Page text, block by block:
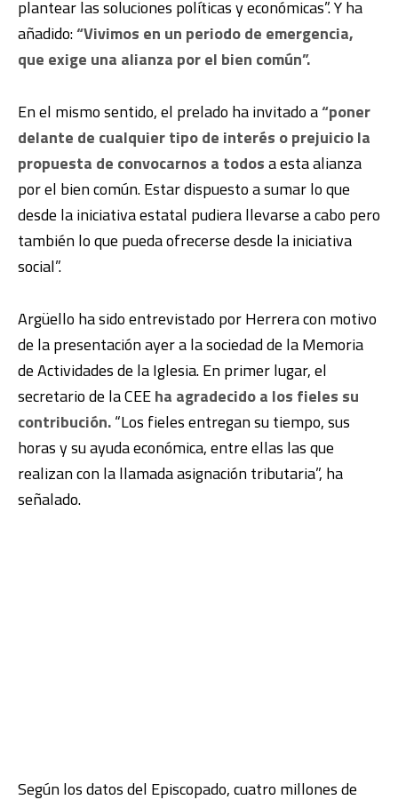
plantear las soluciones políticas y económicas”. Y ha
añadido:“Vivimos en un periodo de emergencia,
que exige una alianza por el bien común”.
En el mismo sentido, el prelado ha invitado a“poner
delante de cualquier tipo de interés o prejuicio la
propuesta de convocarnos a todosa esta alianza
por el bien común. Estar dispuesto a sumar lo que
desde la iniciativa estatal pudiera llevarse a cabo pero
también lo que pueda ofrecerse desde la iniciativa
social”.
Argüello ha sido entrevistado por Herrera con motivo
de la presentación ayer a la sociedad de la Memoria
de Actividades de la Iglesia. En primer lugar, el
secretario de la CEEha agradecido a los fieles su
contribución.“Los fieles entregan su tiempo, sus
horas y su ayuda económica, entre ellas las que
realizan con la llamada asignación tributaria”, ha
señalado.
Según los datos del Episcopado, cuatro millones de